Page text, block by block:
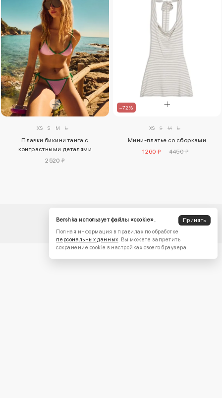
XS S M L
Плавки бикини танга с
контрастными деталями
2520 ₽
–72%
XS S M L
Мини-платье со сборками
1260 ₽
4450 ₽
Bershka использует файлы «cookie».
Принять
Полная информация в правилах по обработке
персональных данных . Вы можете запретить
сохранение cookie в настройках своего браузера